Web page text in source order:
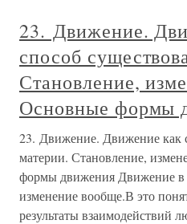
23. Движение.
способ
Становление,
Основные формы
23. Движение. Движение как
материи. Становление,
формы движения Движение
изменение вообще.В это
результаты взаимодействий